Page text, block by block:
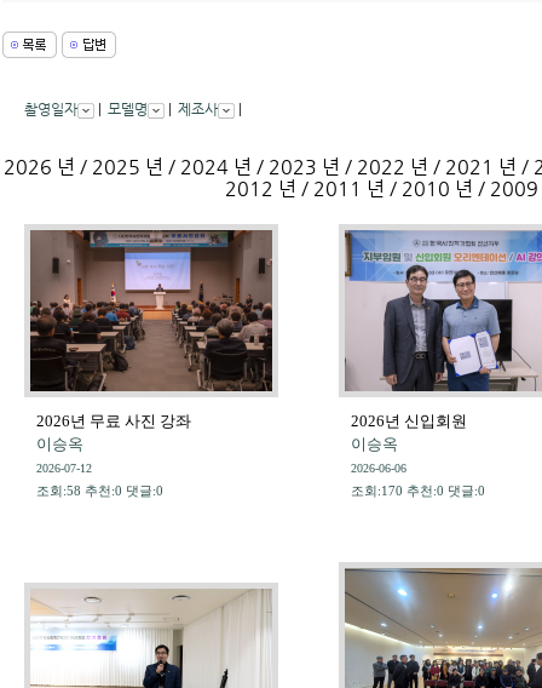
촬영일자 모델명 제조사
2026 년 / 2025 년 / 2024 년 / 2023 년 / 2022 년 / 2021 년 /
2012 년 / 2011 년 / 2010 년 /
2026년 무료 사진 강좌
이승옥
2026-07-12
조회:58 추천:0 댓글:0
2026년 신입회원
이승옥
2026-06-06
조회:170 추천:0 댓글:0